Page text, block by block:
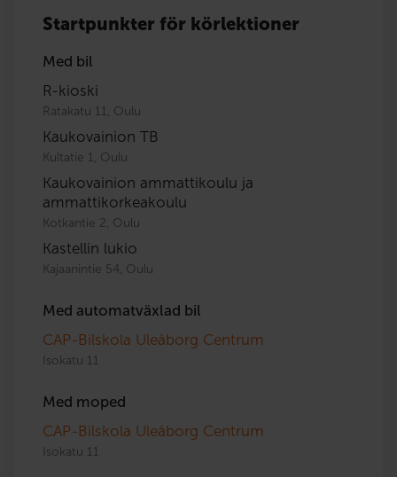
Startpunkter för körlektioner
Med bil
R-kioski
Ratakatu 11, Oulu
Kaukovainion TB
Kultatie 1, Oulu
Kaukovainion ammattikoulu ja
ammattikorkeakoulu
Kotkantie 2, Oulu
Kastellin lukio
Kajaanintie 54, Oulu
Med automatväxlad bil
CAP-Bilskola Uleåborg Centrum
Isokatu 11
Med moped
CAP-Bilskola Uleåborg Centrum
Isokatu 11